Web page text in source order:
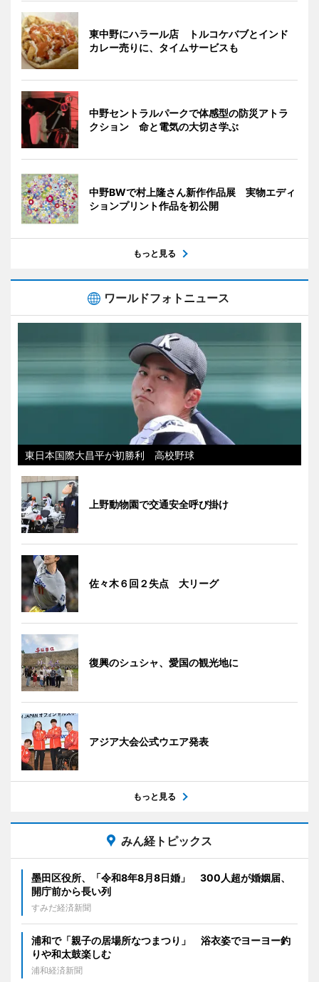
東中野にハラール店 トルコケバブとインド
カレー売りに、タイムサービスも
中野セントラルパークで体感型の防災アトラ
クション 命と電気の大切さ学ぶ
中野BWで村上隆さん新作作品展 実物エディ
ションプリント作品を初公開
もっと見る
ワールドフォトニュース
東日本国際大昌平が初勝利 高校野球
上野動物園で交通安全呼び掛け
佐々木６回２失点 大リーグ
復興のシュシャ、愛国の観光地に
アジア大会公式ウエア発表
もっと見る
みん経トピックス
墨田区役所、「令和8年8月8日婚」 300人超が婚姻届、
開庁前から長い列
すみだ経済新聞
浦和で「親子の居場所なつまつり」 浴衣姿でヨーヨー釣
りや和太鼓楽しむ
浦和経済新聞